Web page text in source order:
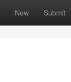
New Submit